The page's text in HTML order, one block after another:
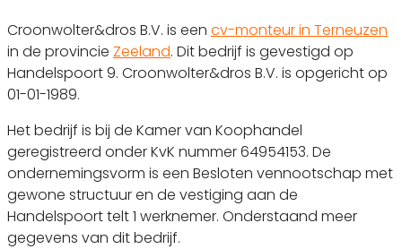
Croonwolter&dros B.V. is een cv-monteur in Terneuzen
in de provincie Zeeland. Dit bedrijf is gevestigd op
Handelspoort 9. Croonwolter&dros B.V. is opgericht op
01-01-1989.
Het bedrijf is bij de Kamer van Koophandel
geregistreerd onder KvK nummer 64954153. De
ondernemingsvorm is een Besloten vennootschap met
gewone structuur en de vestiging aan de
Handelspoort telt 1 werknemer. Onderstaand meer
gegevens van dit bedrijf.